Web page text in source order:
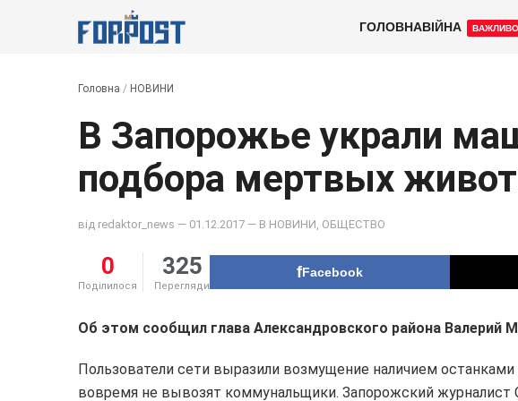
ГОЛОВНАВІЙНА ВАЖЛИВО
Головна / НОВИНИ
В Запорожье украли
подбора мертвых
від redaktor_news — 01.12.2017 — В НОВИНИ ОБЩЕСТВО
0
Поділилося
325
Перегляди
Facebook
Об этом сообщил глава Александровского района Валерий
Пользователи сети выразили возмущение наличием
вовремя не вывозят коммунальщики. Запорожский журналист